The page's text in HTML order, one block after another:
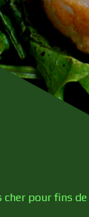
cher pour fins